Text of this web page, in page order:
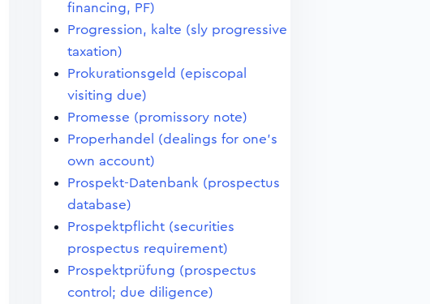
financing, PF)
Progression, kalte (sly progressive
taxation)
Prokurationsgeld (episcopal
visiting due)
Promesse (promissory note)
Properhandel (dealings for one's
own account)
Prospekt-Datenbank (prospectus
database)
Prospektpflicht (securities
prospectus requirement)
Prospektprüfung (prospectus
control; due diligence)